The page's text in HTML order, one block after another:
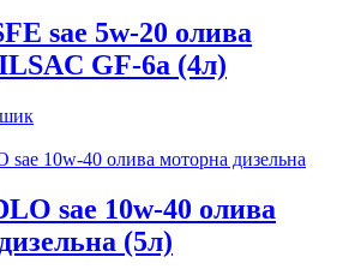
sae 5w-20 олива
GF-6a (4л)
sae 10w-40 олива
(5л)